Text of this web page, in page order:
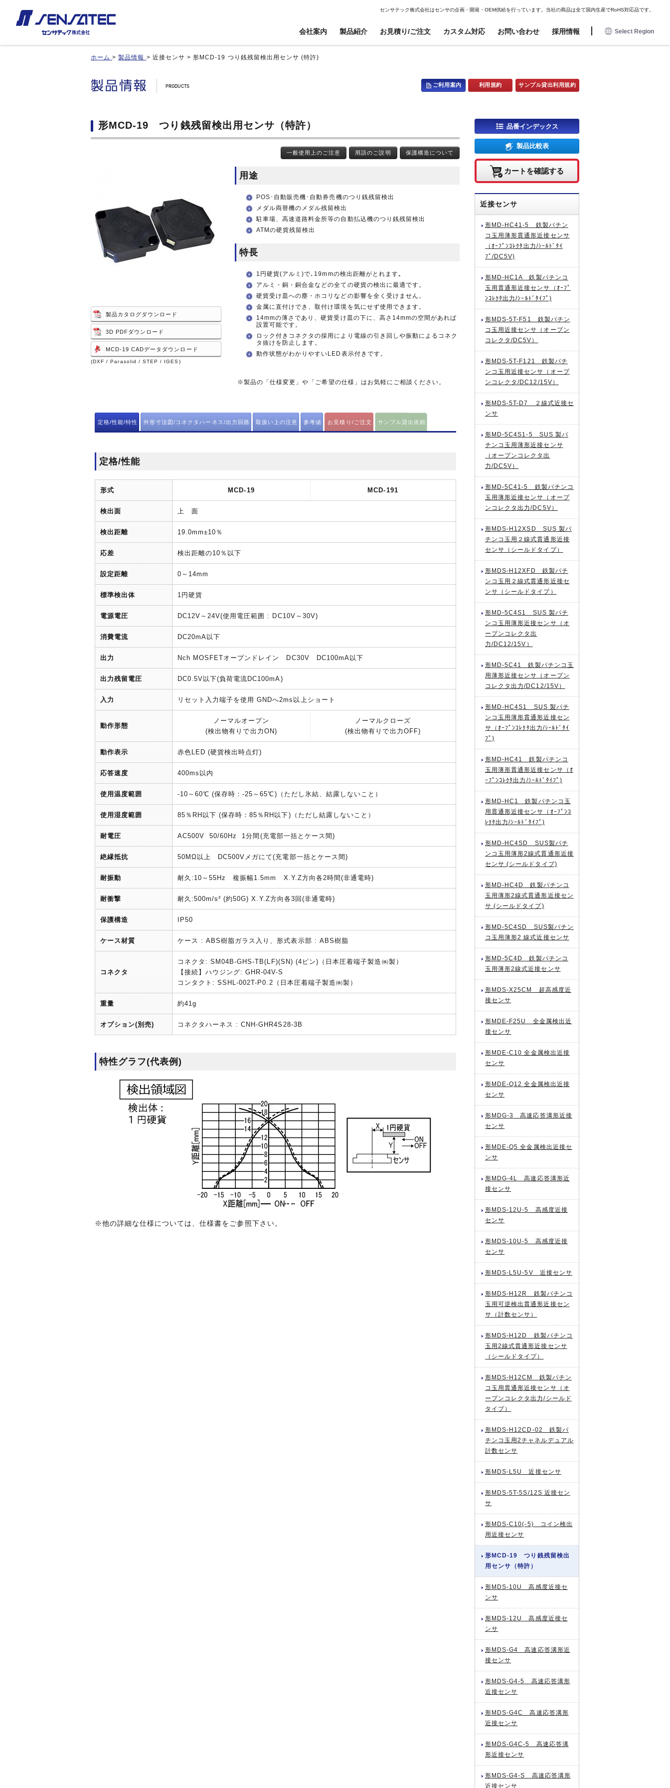
JAPANESE ENGLISH DE FR ES
センサテック株式会社はセンサの企画・開発・OEM供給を行っています。当社の商品は全て国内生産でRoHS対応品です。
会社案内 製品紹介 お見積り/ご注文 カスタム対応 お問い合わせ 採用情報 Select Region
近接センサ
差動容量型近接センサ
磁気センサ
ジャイロセンサ
光電センサ
温湿度センサ
水位センサ
センサ無線ユニット
近接センサ
衝撃センサ
電子ボリューム
照光式押しボタン
コネクタハーネス
近接センサ
差動容量型近接センサ
磁気センサ
ジャイロセンサ
光電センサ
温湿度センサ
水位センサ
センサ無線ユニット
近接センサ
衝撃センサ
電子ボリューム
照光式押しボタン
コネクタハーネス
基板実装のご紹介 ケーブル、ワイヤー、コイル巻線加工 開発・設計業務委託フロー
ホーム >製品情報 > 近接センサ >形MCD-19 つり銭残留検出用センサ (特許)
ご利用案内 利用規約 サンプル貸出利用規約
形MCD-19 つり銭残留検出用センサ（特許）
一般使用上のご注意 用語のご説明 保護構造について
製品カタログダウンロード
3D PDFダウンロード
MCD-19 CADデータダウンロード
(DXF / Parasolid / STEP / IGES)
用途
POS･自動販売機･自動券売機のつり銭残留検出
メダル両替機のメダル残留検出
駐車場、高速道路料金所等の自動払込機のつり銭残留検出
ATMの硬貨残留検出
特長
1円硬貨(アルミ)で､19mmの検出距離がとれます｡
アルミ・銅・銅合金などの全ての硬貨の検出に最適です。
硬貨受け皿への塵・ホコリなどの影響を全く受けません。
金属に直付けでき、取付け環境を気にせず使用できます。
14mmの薄さであり、硬貨受け皿の下に、高さ14mmの空間があれば
設置可能です。
ロック付きコネクタの採用により電線の引き回しや振動によるコネク
タ抜けを防止します。
動作状態がわかりやすいLED表示付きです。
※製品の「仕様変更」や「ご希望の仕様」はお気軽にご相談ください。
定格/性能/特性 外形寸法図/コネクタハーネス/出力回路 取扱い上の注意 参考値 お見積り/ご注文 サンプル貸出依頼
定格/性能
形式 MCD-19 MCD-191
検出面 上 面
検出距離 19.0mm±10％
応差 検出距離の10％以下
設定距離 0～14mm
標準検出体 1円硬貨
電源電圧 DC12V～24V(使用電圧範囲 : DC10V～30V)
消費電流 DC20mA以下
出力 Nch MOSFETオープンドレイン DC30V DC100mA以下
出力残留電圧 DC0.5V以下(負荷電流DC100mA)
入力 リセット入力端子を使用 GNDへ2ms以上ショート
動作形態
ノーマルオープン
(検出物有りで出力ON)
ノーマルクローズ
(検出物有りで出力OFF)
動作表示 赤色LED (硬貨検出時点灯)
応答速度 400ms以内
使用温度範囲 -10～60℃ (保存時：-25～65℃)（ただし氷結、結露しないこと）
使用湿度範囲 85％RH以下 (保存時：85％RH以下)（ただし結露しないこと）
耐電圧 AC500V 50/60Hz 1分間(充電部一括とケース間)
絶縁抵抗 50MΩ以上 DC500Vメガにて(充電部一括とケース間)
耐振動 耐久:10～55Hz 複振幅1.5mm X.Y.Z方向各2時間(非通電時)
耐衝撃 耐久:500m/s² (約50G) X.Y.Z方向各3回(非通電時)
保護構造 IP50
ケース材質 ケース : ABS樹脂ガラス入り、形式表示部 : ABS樹脂
コネクタ
コネクタ: SM04B-GHS-TB(LF)(SN) (4ピン)（日本圧着端子製造㈱製）
【接続】ハウジング: GHR-04V-S
コンタクト: SSHL-002T-P0.2（日本圧着端子製造㈱製）
重量 約41g
オプション(別売) コネクタハーネス : CNH-GHR4S28-3B
特性グラフ(代表例)
※他の詳細な仕様については、仕様書をご参照下さい。
品番インデックス
製品比較表
カートを確認する
近接センサ
形MD-HC41-5 鉄製パチン
コ玉用薄形貫通形近接センサ
（ｵｰﾌﾟﾝｺﾚｸﾀ出力/ｼｰﾙﾄﾞﾀｲ
ﾌﾟ/DC5V)
形MD-HC1A 鉄製パチンコ
玉用貫通形近接センサ（ｵｰﾌﾟ
ﾝｺﾚｸﾀ出力/ｼｰﾙﾄﾞﾀｲﾌﾟ)
形MDS-5T-F51 鉄製パチン
コ玉用近接センサ（オープン
コレクタ/DC5V）
形MDS-5T-F121 鉄製パチ
ンコ玉用近接センサ（オープ
ンコレクタ/DC12/15V）
形MDS-5T-D7 ２線式近接セ
ンサ
形MD-5C4S1-5 SUS 製パ
チンコ玉用薄形近接センサ
（オープンコレクタ出
力/DC5V）
形MD-5C41-5 鉄製パチンコ
玉用薄形近接センサ（オープ
ンコレクタ出力/DC5V）
形MDS-H12XSD SUS 製パ
チンコ玉用２線式貫通形近接
センサ（シールドタイプ）
形MDS-H12XFD 鉄製パチ
ンコ玉用２線式貫通形近接セ
ンサ（シールドタイプ）
形MD-5C4S1 SUS 製パチ
ンコ玉用薄形近接センサ（オ
ープンコレクタ出
力/DC12/15V）
形MD-5C41 鉄製パチンコ玉
用薄形近接センサ（オープン
コレクタ出力/DC12/15V）
形MD-HC4S1 SUS 製パチ
ンコ玉用薄形貫通形近接セン
サ（ｵｰﾌﾟﾝｺﾚｸﾀ出力/ｼｰﾙﾄﾞﾀｲ
ﾌﾟ)
形MD-HC41 鉄製パチンコ
玉用薄形貫通形近接センサ（ｵ
ｰﾌﾟﾝｺﾚｸﾀ出力/ｼｰﾙﾄﾞﾀｲﾌﾟ)
形MD-HC1 鉄製パチンコ玉
用貫通形近接センサ（ｵｰﾌﾟﾝｺ
ﾚｸﾀ出力/ｼｰﾙﾄﾞﾀｲﾌﾟ)
形MD-HC4SD SUS製パチ
ンコ玉用薄形2線式貫通形近接
センサ (シールドタイプ)
形MD-HC4D 鉄製パチンコ
玉用薄形2線式貫通形近接セン
サ (シールドタイプ)
形MD-5C4SD SUS製パチン
コ玉用薄形2 線式近接センサ
形MD-5C4D 鉄製パチンコ
玉用薄形2線式近接センサ
形MDS-X25CM 超高感度近
接センサ
形MDE-F25U 全金属検出近
接センサ
形MDE-C10 全金属検出近接
センサ
形MDE-Q12 全金属検出近接
センサ
形MDG-3 高速応答溝形近接
センサ
形MDE-Q5 全金属検出近接セ
ンサ
形MDG-4L 高速応答溝形近
接センサ
形MDS-12U-5 高感度近接
センサ
形MDS-10U-5 高感度近接
センサ
形MDS-L5U-5V 近接センサ
形MDS-H12R 鉄製パチンコ
玉用可逆検出貫通形近接セン
サ（計数センサ）
形MDS-H12D 鉄製パチンコ
玉用2線式貫通形近接センサ
（シールドタイプ）
形MDS-H12CM 鉄製パチン
コ玉用貫通形近接センサ（オ
ープンコレクタ出力/シールド
タイプ）
形MDS-H12CD-02 鉄製パ
チンコ玉用2チャネルデュアル
計数センサ
形MDS-L5U 近接センサ
形MDS-5T-5S/12S 近接セン
サ
形MDS-C10(-5) コイン検出
用近接センサ
形MCD-19 つり銭残留検出
用センサ（特許）
形MDS-10U 高感度近接セ
ンサ
形MDS-12U 高感度近接セ
ンサ
形MDS-G4 高速応答溝形近
接センサ
形MDS-G4-5 高速応答溝形
近接センサ
形MDS-G4C 高速応答溝形
近接センサ
形MDS-G4C-5 高速応答溝
形近接センサ
形MDS-G4-S 高速応答溝形
近接センサ